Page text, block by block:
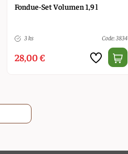
Fondue-Set Volumen 1,9 l
3 ks Code: 3834
28,00 €